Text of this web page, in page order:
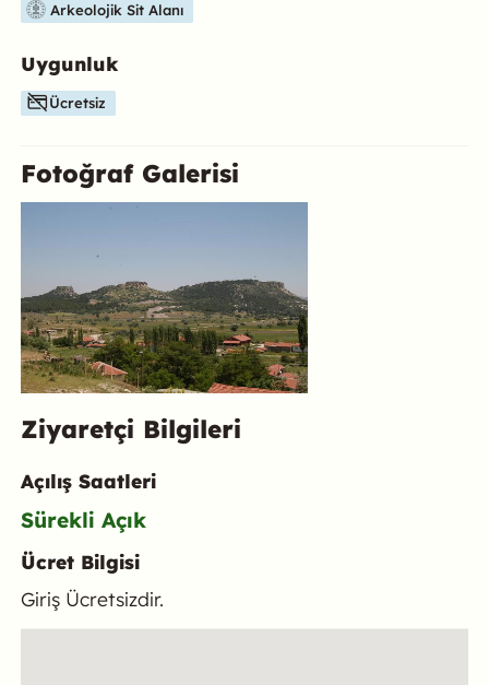
Arkeolojik Sit Alanı
Uygunluk
Ücretsiz
Fotoğraf Galerisi
Ziyaretçi Bilgileri
Açılış Saatleri
Sürekli Açık
Ücret Bilgisi
Giriş Ücretsizdir.